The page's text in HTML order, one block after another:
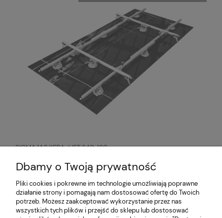
SIGMA 1A6 KERA-LIFT 340x160cm
wielkoformatowych
O nas
Dbamy o Twoją prywatność
Pliki cookies i pokrewne im technologie umożliwiają poprawne
działanie strony i pomagają nam dostosować ofertę do Twoich
potrzeb. Możesz zaakceptować wykorzystanie przez nas
wszystkich tych plików i przejść do sklepu lub dostosować